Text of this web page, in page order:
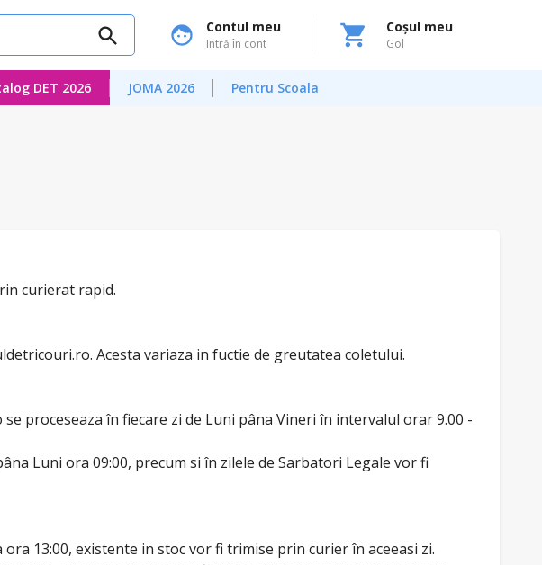
Contul meu
Intră în cont
Coșul meu
Gol
DET 2026 JOMA 2026 Pentru Scoala
curierat rapid.
Acesta variaza in fuctie de greutatea coletului.
proceseaza în fiecare zi de Luni pâna Vineri în intervalul orar 9.00 -
Luni ora 09:00, precum si în zilele de Sarbatori Legale vor fi
13:00, existente in stoc vor fi trimise prin curier în aceeasi zi.